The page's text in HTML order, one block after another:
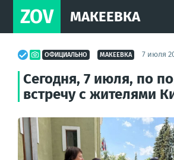
ZOV МАКЕЕВКА
ОФИЦИАЛЬНО МАКЕЕВКА 7 июля
Сегодня, 7 июля, по
встречу с жителями